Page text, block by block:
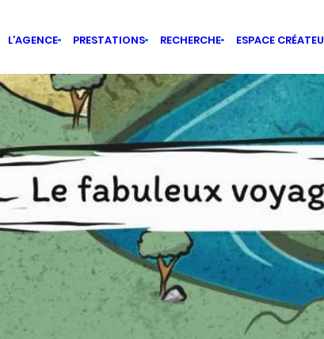
L’AGENCE PRESTATIONS RECHERCHE ESPACE